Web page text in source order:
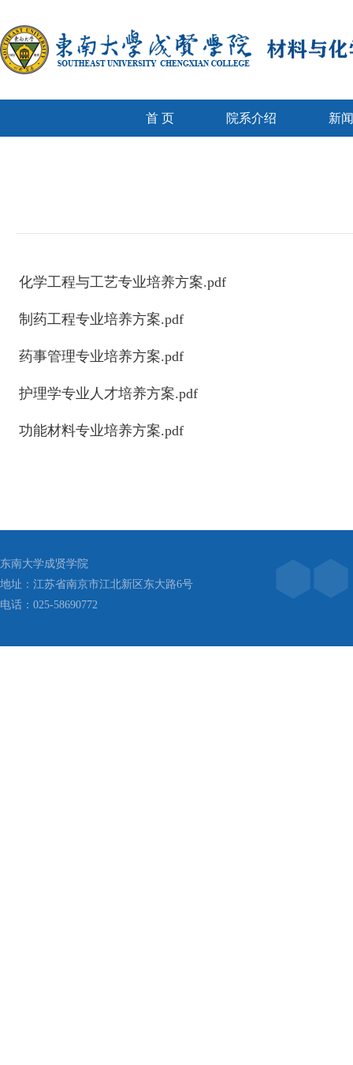
首 页 院系介绍 新
化学工程与工艺专业培养方案.pdf
制药工程专业培养方案.pdf
药事管理专业培养方案.pdf
护理学专业人才培养方案.pdf
功能材料专业培养方案.pdf
东南大学成贤学院
地址：江苏省南京市江北新区东大路6号
电话：025-58690772